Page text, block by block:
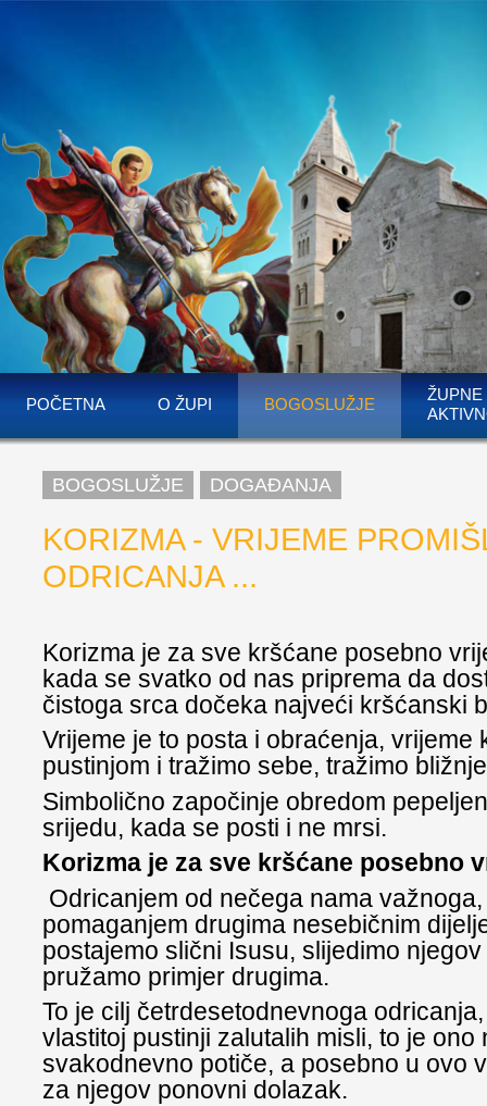
POČETNA O ŽUPI BOGOSLUŽJE
ŽUPNE
BOGOSLUŽJE DOGAĐANJA
KORIZMA - VRIJEME
ODRICANJA ...
Korizma je za sve kršćane posebno
kada se svatko od nas priprema da
čistoga srca dočeka najveći kršćanski
Vrijeme je to posta i obraćenja, vrijeme
pustinjom i tražimo sebe, tražimo
Simbolično započinje obredom
srijedu, kada se posti i ne mrsi.
Korizma je za sve kršćane posebno
Odricanjem od nečega nama
pomaganjem drugima nesebičnim
postajemo slični Isusu, slijedimo
pružamo primjer drugima.
To je cilj četrdesetodnevnoga
vlastitoj pustinji zalutalih misli, to je ono
svakodnevno potiče, a posebno u ovo
za njegov ponovni dolazak.